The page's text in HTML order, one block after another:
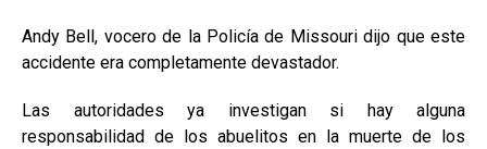
Andy Bell, vocero de la Policía de Missouri dijo que este
accidente era completamente devastador.
Las autoridades ya investigan si hay alguna
responsabilidad de los abuelitos en la muerte de los